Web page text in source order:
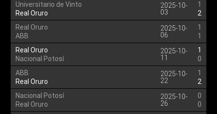
Universitario de Vinto
Real Oruro
2025-10-
03
1
2
Real Oruro
ABB
2025-10-
06
1
1
Real Oruro
Nacional Potosí
2025-10-
11
1
0
ABB
Real Oruro
2025-10-
22
1
2
Nacional Potosí
Real Oruro
2025-10-
26
0
0